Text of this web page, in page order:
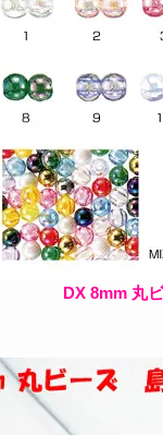
DX 8mm 丸